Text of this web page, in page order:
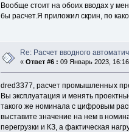
Вообще стоит на обоих вводах у
бы расчет.Я приложил скрин, по
Re: Расчет вводного
«Ответ #6 : 09 Январь 2023,
dred3377, расчет промышленных
Вы эксплуатация и менять
такого же номинала с цифровым
выставите значение на нем в
перегрузки и КЗ, а фактическая